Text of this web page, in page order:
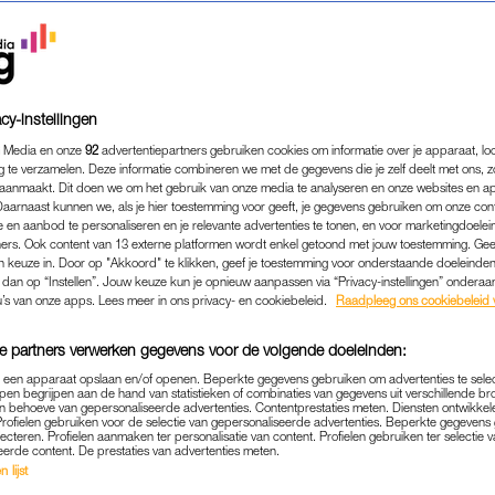
DE MAAN(D)
AMY
CYCLISCH WERKEN
PERSOONLIJK |INTERVIEW
11-02-2021 | ROWAN PEPERKAMP
Amy Rietmeijer gelooft in
instellingen
en onze 92 advertentiepartners gebruiken cookies om informatie over je apparaat,
te verzamelen. Deze informatie combineren we met de gegevens die je zelf deelt met ons,
Dit doen we om het gebruik van onze media te analyseren en onze websites en
kunnen we, als je hier toestemming voor geeft, je gegevens gebruiken om onze
en aanbod te personaliseren en je relevante advertenties te tonen, en voor
Ook content van 13 externe platformen wordt enkel getoond met jouw toestemming.
keuze in. Door op "Akkoord" te klikken, geef je toestemming voor onderstaande
op “Instellen”. Jouw keuze kun je opnieuw aanpassen via “Privacy-instellingen”
van onze apps. Lees meer in ons privacy- en cookiebeleid.
Raadpleeg ons cookiebeleid
partners verwerken gegevens voor de volgende doeleinden:
apparaat opslaan en/of openen. Beperkte gegevens gebruiken om advertenties te
begrijpen aan de hand van statistieken of combinaties van gegevens uit verschillende
behoeve van gepersonaliseerde advertenties. Contentprestaties meten. Diensten
gebruiken voor de selectie van gepersonaliseerde advertenties. Beperkte
Profielen aanmaken ter personalisatie van content. Profielen gebruiken ter selectie
content. De prestaties van advertenties meten.
lijst